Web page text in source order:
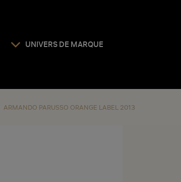
UNIVERS DE MARQUE
ARMANDO PARUSSO ORANGE LABEL 2013